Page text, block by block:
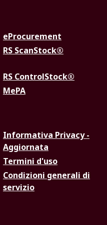
eProcurement
RS ScanStock®
RS ControlStock®
MePA
Informativa Privacy -
Aggiornata
Termini d'uso
Condizioni generali di
servizio